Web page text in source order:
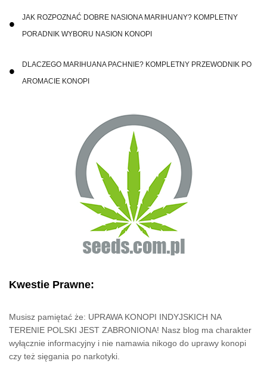
JAK ROZPOZNAĆ DOBRE NASIONA MARIHUANY? KOMPLETNY
PORADNIK WYBORU NASION KONOPI
DLACZEGO MARIHUANA PACHNIE? KOMPLETNY PRZEWODNIK PO
AROMACIE KONOPI
Kwestie Prawne:
Musisz pamiętać że: UPRAWA KONOPI INDYJSKICH NA
TERENIE POLSKI JEST ZABRONIONA! Nasz blog ma charakter
wyłącznie informacyjny i nie namawia nikogo do uprawy konopi
czy też sięgania po narkotyki.